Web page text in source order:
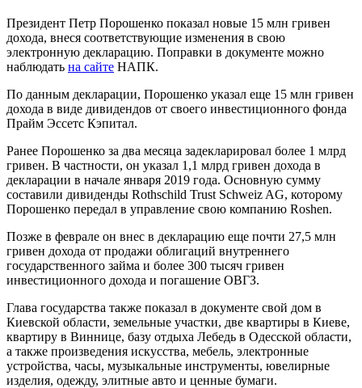
Президент Петр Порошенко показал новые 15 млн гривен
дохода, внеся соответствующие изменения в свою
электронную декларацию. Поправки в документе можно
наблюдать на сайте НАПК.
По данным декларации, Порошенко указал еще 15 млн гривен
дохода в виде дивидендов от своего инвестиционного фонда
Прайм Эссетс Кэпитал.
Ранее Порошенко за два месяца задекларировал более 1 млрд
гривен. В частности, он указал 1,1 млрд гривен дохода в
декларации в начале января 2019 года. Основную сумму
составили дивиденды Rothschild Trust Schweiz AG, которому
Порошенко передал в управление свою компанию Roshen.
Позже в феврале он внес в декларацию еще почти 27,5 млн
гривен дохода от продажи облигаций внутреннего
государственного займа и более 300 тысяч гривен
инвестиционного дохода и погашение ОВГЗ.
Глава государства также показал в документе свой дом в
Киевской области, земельные участки, две квартиры в Киеве,
квартиру в Виннице, базу отдыха Лебедь в Одесской области,
а также произведения искусства, мебель, электронные
устройства, часы, музыкальные инструменты, ювелирные
изделия, одежду, элитные авто и ценные бумаги.